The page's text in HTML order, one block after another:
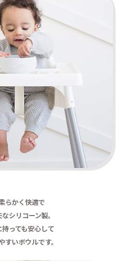
らかく快適で
シリコーン製。
持っても安心して
すいボウルです。